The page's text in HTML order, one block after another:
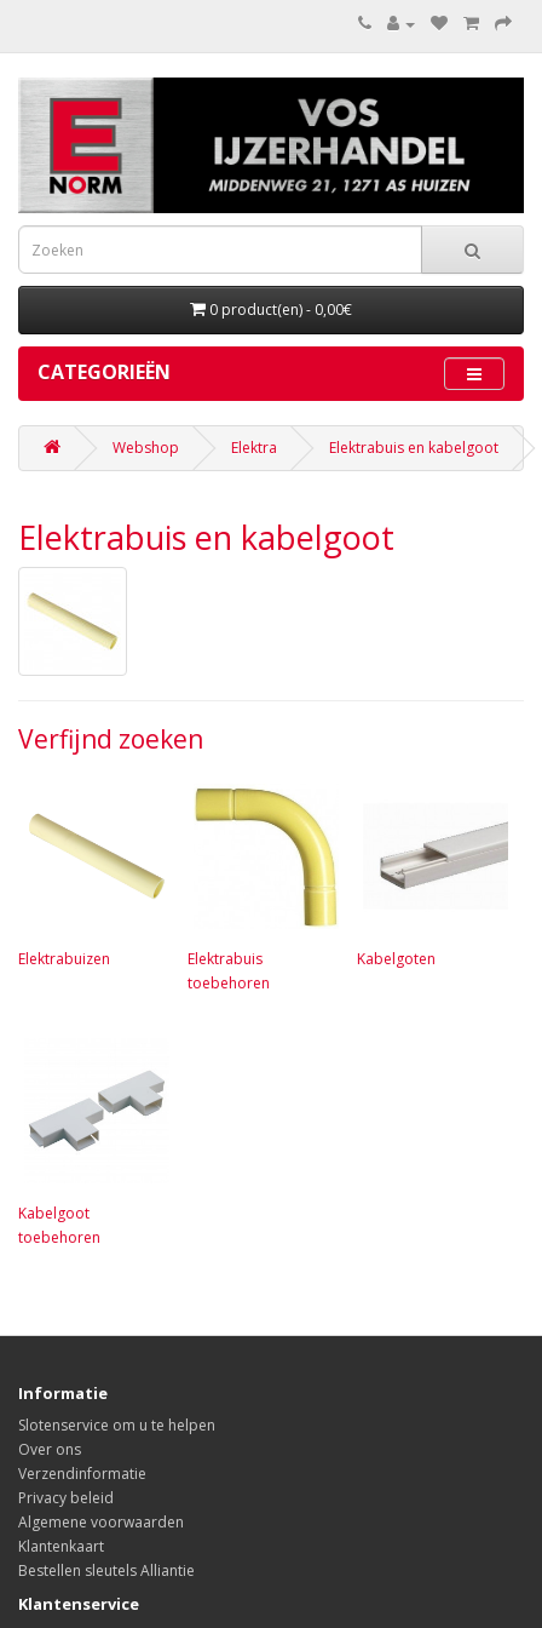
0 product(en) - 0,00€
CATEGORIEËN
Webshop Elektra Elektrabuis en kabelgoot
Elektrabuis en kabelgoot
Verfijnd zoeken
Elektrabuizen
Elektrabuis
toebehoren
Kabelgoten
Kabelgoot
toebehoren
Informatie
Slotenservice om u te helpen
Over ons
Verzendinformatie
Privacy beleid
Algemene voorwaarden
Klantenkaart
Bestellen sleutels Alliantie
Klantenservice